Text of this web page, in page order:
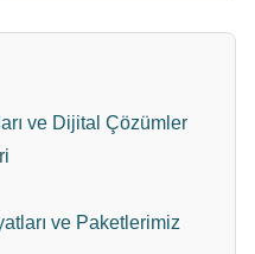
ve Dijital Çözümler
ve Paketlerimiz